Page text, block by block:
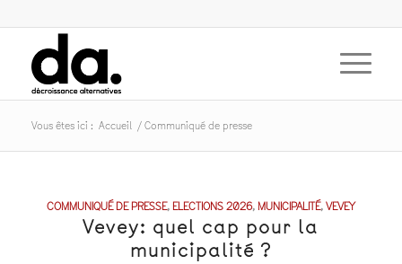
Vous êtes ici : Accueil / Communiqué de presse
COMMUNIQUÉ DE PRESSE,ELECTIONS 2026, MUNICIPALITÉ,VEVEY
Vevey: quel cap pour la
municipalité ?